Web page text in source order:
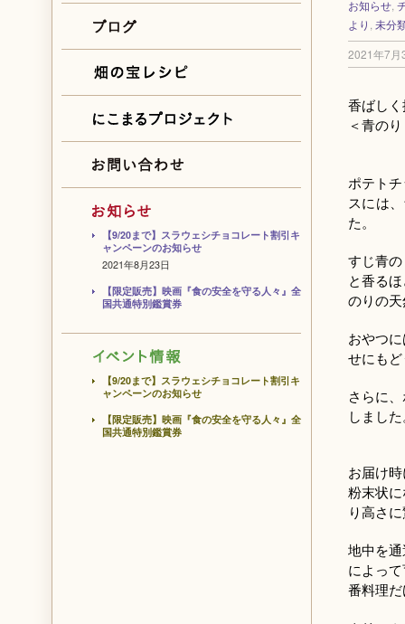
お知らせ,
より 未分
2021年7月
香ばし
＜青の
ポテト
スには
た。
すじ青
と香る
のりの
おやつ
せにも
さらに
しまし
お届け
粉末状
り高さ
地中を
によっ
番料理
【9/20まで】スラウェシチョコレート割引キ
ャンペーンのお知らせ
2021年8月23日
【限定販売】映画『食の安全を守る人々』全
国共通特別鑑賞券
【9/20まで】スラウェシチョコレート割引キ
ャンペーンのお知らせ
【限定販売】映画『食の安全を守る人々』全
国共通特別鑑賞券